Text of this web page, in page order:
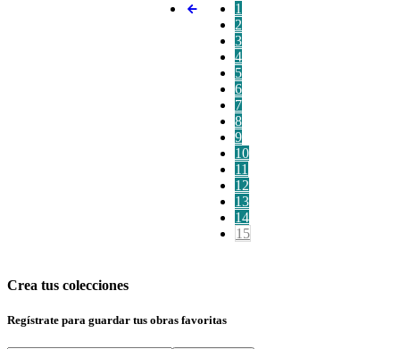
1
2
3
4
5
6
7
8
9
10
11
12
13
14
15
Crea tus colecciones
Regístrate para guardar tus obras favoritas